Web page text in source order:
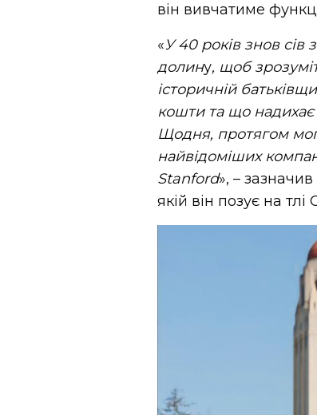
він вивчатиме
«У 40 років знов сів
долину, щоб
історичній
кошти та що
Щодня, протягом
найвідоміших
Stanford», –
якій він позує на